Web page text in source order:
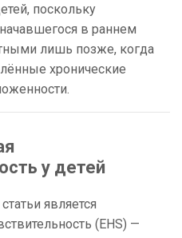
поскольку
в раннем
лишь позже, когда
хронические
у детей
является
(EHS) —